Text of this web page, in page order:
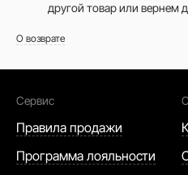
другой товар или вернем
О возврате
Сервис
Правила продажи
Программа лояльности